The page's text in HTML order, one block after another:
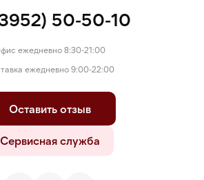
50-50-10
ежедневно 8:30-21:00
ежедневно 9:00-22:00
Оставить отзыв
Сервисная служба